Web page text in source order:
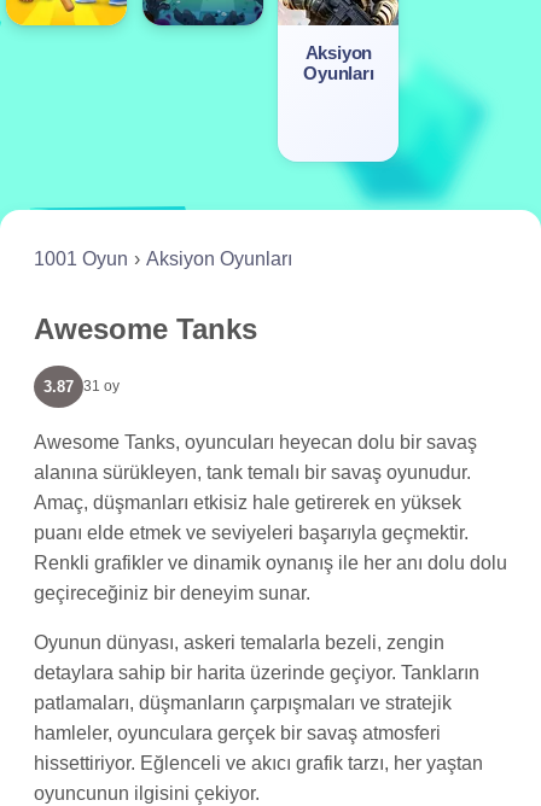
Aksiyon
Oyunları
1001 Oyun Aksiyon Oyunları
Awesome Tanks
3.87 31 oy
Awesome Tanks, oyuncuları heyecan dolu bir savaş
alanına sürükleyen, tank temalı bir savaş oyunudur.
Amaç, düşmanları etkisiz hale getirerek en yüksek
puanı elde etmek ve seviyeleri başarıyla geçmektir.
Renkli grafikler ve dinamik oynanış ile her anı dolu dolu
geçireceğiniz bir deneyim sunar.
Oyunun dünyası, askeri temalarla bezeli, zengin
detaylara sahip bir harita üzerinde geçiyor. Tankların
patlamaları, düşmanların çarpışmaları ve stratejik
hamleler, oyunculara gerçek bir savaş atmosferi
hissettiriyor. Eğlenceli ve akıcı grafik tarzı, her yaştan
oyuncunun ilgisini çekiyor.